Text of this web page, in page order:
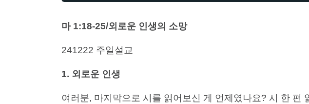
마 1:18-25/외로운 인생의 소망
241222 주일설교
1. 외로운 인생
여러분, 마지막으로 시를 읽어보신 게 언제였나요? 시 한